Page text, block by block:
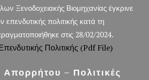
Ξενοδοχειακής Βιομηχανίας έγκρινε
πολιτικής κατά τη
στις 28/02/2024.
Πολιτικής (pdf File)
– Πολιτικές